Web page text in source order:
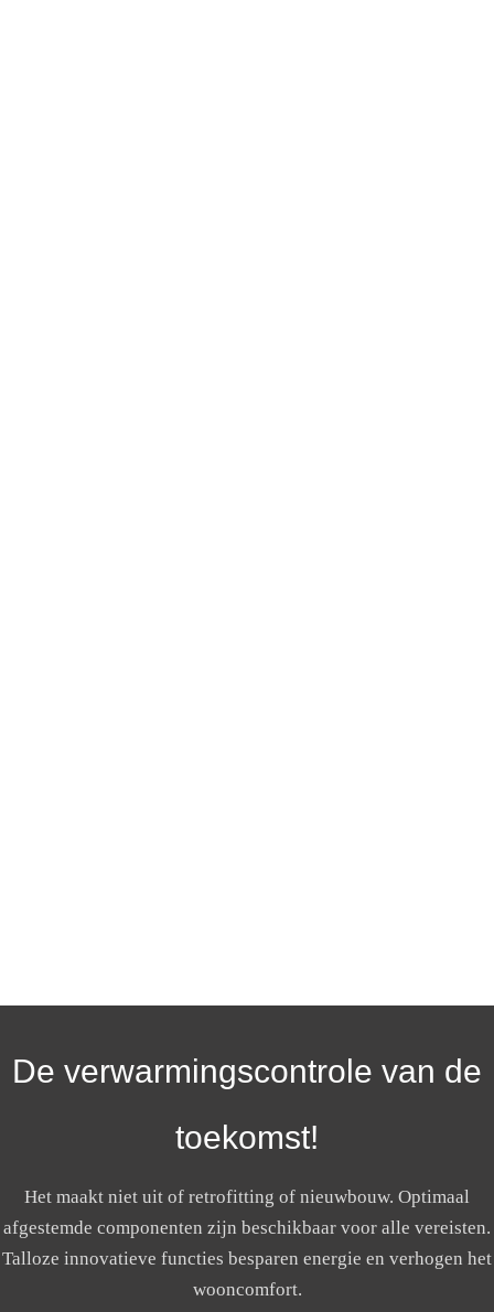
De verwarmingscontrole van de
toekomst!
Het maakt niet uit of retrofitting of nieuwbouw. Optimaal
afgestemde componenten zijn beschikbaar voor alle vereisten.
Talloze innovatieve functies besparen energie en verhogen het
wooncomfort.